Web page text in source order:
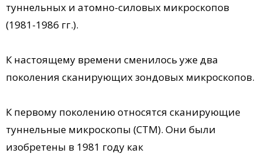
туннельных и атомно-силовых микроскопов
(1981-1986 гг.).
К настоящему времени сменилось уже два
поколения сканирующих зондовых микроскопов.
К первому поколению относятся сканирующие
туннельные микроскопы (СТМ). Они были
изобретены в 1981 году как